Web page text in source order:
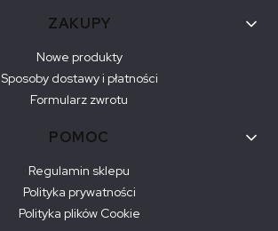
ZAKUPY
Nowe produkty
Sposoby dostawy i płatności
Formularz zwrotu
POMOC
Regulamin sklepu
Polityka prywatności
Polityka plików Cookie